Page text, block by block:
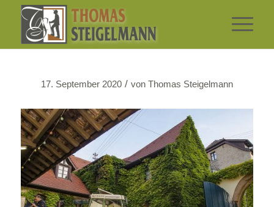
17. September 2020 / von Thomas Steigelmann